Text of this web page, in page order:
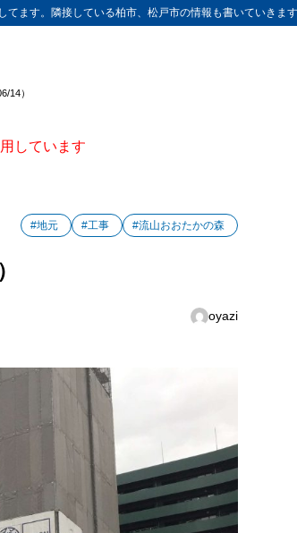
ます。隣接している柏市、松戸市の情報も書いていきま
14）
しています
#地元 #工事 #流山おおたかの森
oyazi